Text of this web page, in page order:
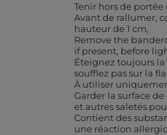
Tenir hors de portée
Avant de rallumer,
hauteur de 1 cm
Remove the
if present, before
Éteignez toujours
soufflez pas sur la
À utiliser
Garder la surface
et autres saletés
Contient des
une réaction